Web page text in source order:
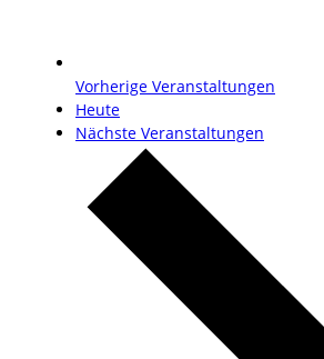
Vorherige Veranstaltungen
Heute
Nächste Veranstaltungen